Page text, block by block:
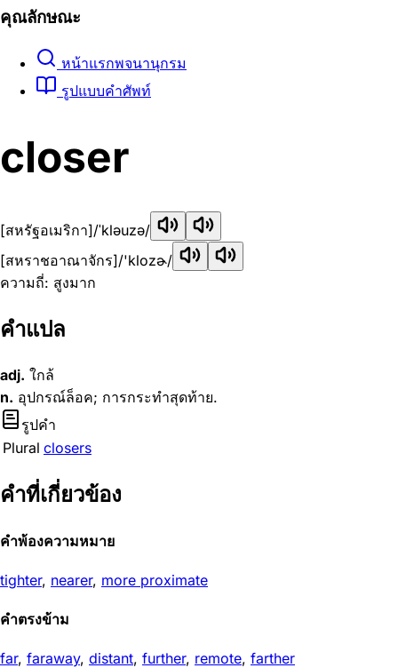
คุณลักษณะ
หน้าแรกพจนานุกรม
รูปแบบคำศัพท์
closer
[สหรัฐอเมริกา]/ˈkləuzə/
[สหราชอาณาจักร]/'klozɚ/
ความถี่: สูงมาก
คำแปล
adj. ใกล้
n. อุปกรณ์ล็อค; การกระทำสุดท้าย.
รูปคำ
Plural closers
คำที่เกี่ยวข้อง
คำพ้องความหมาย
tighter, nearer, more proximate
คำตรงข้าม
far, faraway, distant, further, remote, farther